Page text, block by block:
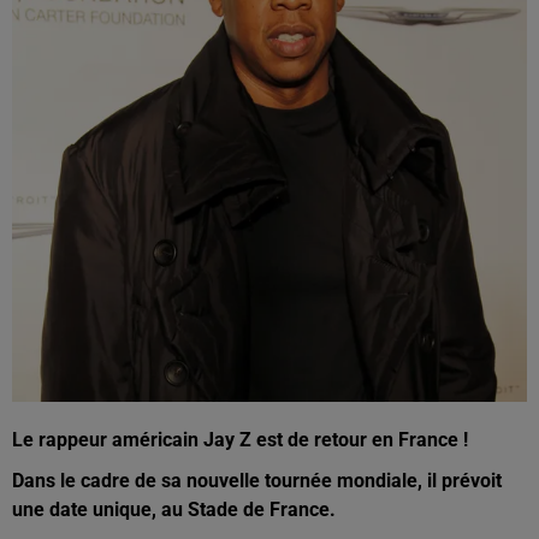
Le rappeur américain Jay Z est de retour en France !
Dans le cadre de sa nouvelle tournée mondiale, il prévoit
une date unique, au Stade de France.